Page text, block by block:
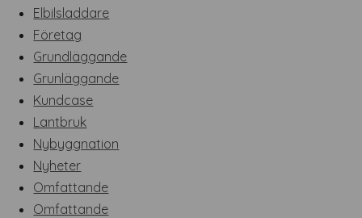
Elbilsladdare
Företag
Grundläggande
Grunläggande
Kundcase
Lantbruk
Nybyggnation
Nyheter
Omfattande
Omfattande